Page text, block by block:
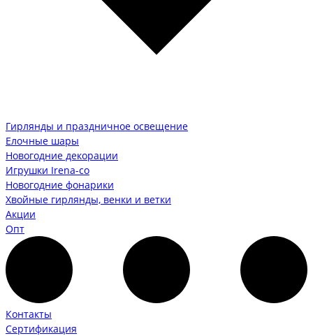
Гирлянды и праздничное освещение
Елочные шары
Новогодние декорации
Игрушки Irena-co
Новогодние фонарики
Хвойные гирлянды, венки и ветки
Акции
Опт
Контакты
Сертификация